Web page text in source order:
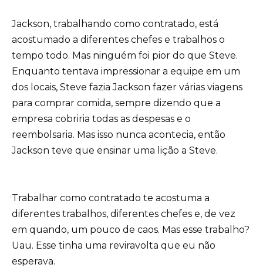
Jackson, trabalhando como contratado, está
acostumado a diferentes chefes e trabalhos o
tempo todo. Mas ninguém foi pior do que Steve.
Enquanto tentava impressionar a equipe em um
dos locais, Steve fazia Jackson fazer várias viagens
para comprar comida, sempre dizendo que a
empresa cobriria todas as despesas e o
reembolsaria. Mas isso nunca acontecia, então
Jackson teve que ensinar uma lição a Steve.
Trabalhar como contratado te acostuma a
diferentes trabalhos, diferentes chefes e, de vez
em quando, um pouco de caos. Mas esse trabalho?
Uau. Esse tinha uma reviravolta que eu não
esperava.